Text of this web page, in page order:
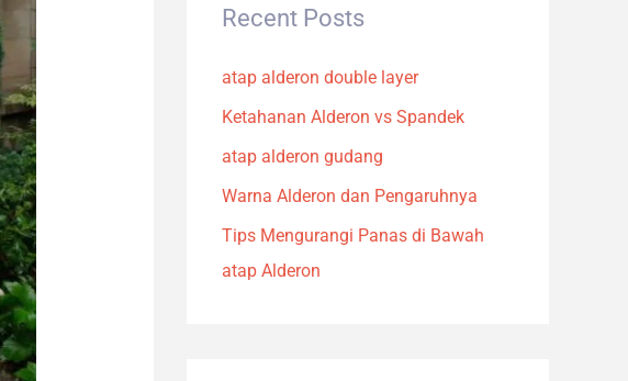
c
f
o
r
:
Recent Posts
atap alderon double layer
Ketahanan Alderon vs Spandek
atap alderon gudang
Warna Alderon dan Pengaruhnya
Tips Mengurangi Panas di Bawah
atap Alderon